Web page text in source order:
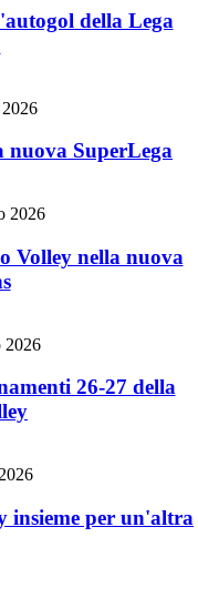
della Lega
nuova SuperLega
2026
Volley nella nuova
2026
26-27 della
insieme per un'altra